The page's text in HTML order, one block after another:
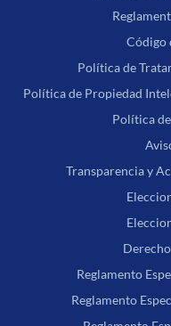
Código
Política de
Política de Propiedad
Política
Transparencia y
Reglamento
Reglamento